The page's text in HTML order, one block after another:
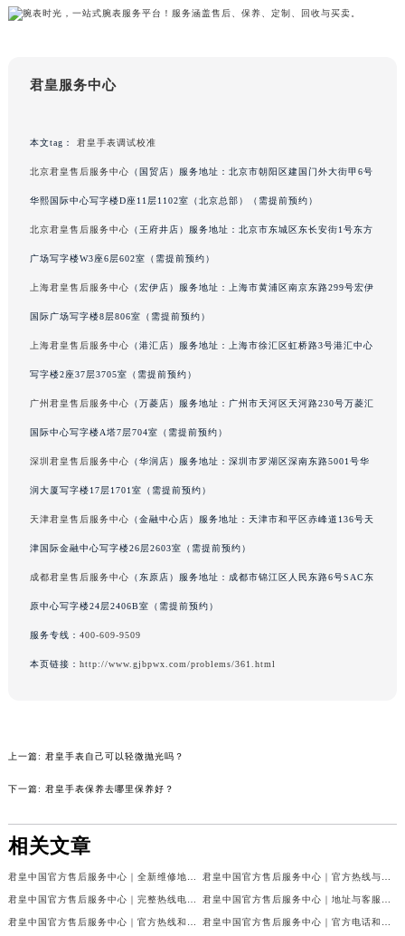
重庆市解放碑渝中区民权路28号英利国际金融中心写字楼20层01室（需提前预约）
黑龙江省佳木斯市向阳区长安路君皇售后服务中心（需提前预约）
黑龙江省七台河市桃山区大同街君皇售后服务中心（需提前预约）
吉林省白山市浑江区浑江大街君皇售后服务中心（需提前预约）
吉林省吉林市船营区河南街君皇售后服务中心（需提前预约）
吉林省辽源市龙山区人民大街君皇售后服务中心（需提前预约）
吉林省梅河口市新华街道梅河大街君皇售后服务中心（需提前预约）
辽宁省朝阳市双塔区新华路君皇售后服务中心（需提前预约）
辽宁省阜新市海州区解放大街君皇售后服务中心（需提前预约）
辽宁省葫芦岛市连山区中央路君皇售后服务中心（需提前预约）
辽宁省锦州市古塔区中央大街君皇售后服务中心（需提前预约）
辽宁省辽阳市白塔区新运大街君皇售后服务中心（需提前预约）
辽宁省盘锦市兴隆台区石油大街君皇售后服务中心（需提前预约）
君皇服务中心
本文tag： 君皇手表调试校准
北京君皇售后服务中心 （国贸店）服务地址：北京市朝阳区建国门外大街甲6号
华熙国际中心写字楼D座11层1102室（北京总部）（需提前预约）
北京君皇售后服务中心 （王府井店）服务地址：北京市东城区东长安街1号东方
广场写字楼W3座6层602室（需提前预约）
上海君皇售后服务中心 （宏伊店）服务地址：上海市黄浦区南京东路299号宏伊
国际广场写字楼8层806室（需提前预约）
上海君皇售后服务中心 （港汇店）服务地址：上海市徐汇区虹桥路3号港汇中心
写字楼2座37层3705室（需提前预约）
广州君皇售后服务中心 （万菱店）服务地址：广州市天河区天河路230号万菱汇
国际中心写字楼A塔7层704室（需提前预约）
深圳君皇售后服务中心 （华润店）服务地址：深圳市罗湖区深南东路5001号华
润大厦写字楼17层1701室（需提前预约）
天津君皇售后服务中心 （金融中心店）服务地址：天津市和平区赤峰道136号天
津国际金融中心写字楼26层2603室（需提前预约）
成都君皇售后服务中心 （东原店）服务地址：成都市锦江区人民东路6号SAC东
原中心写字楼24层2406B室（需提前预约）
服务专线： 400-609-9509
本页链接： http://www.gjbpwx.com/problems/361.html
上一篇: 君皇手表自己可以轻微抛光吗？
下一篇: 君皇手表保养去哪里保养好？
相关文章
君皇中国官方售后服务中心｜全新维修地址及官方热线权威信息公示（2026年7月最新） 君皇中国官方售后服务中心｜官方热线与门店地址权威信息公示（2026年7月最新）
君皇中国官方售后服务中心｜完整热线电话与网点地址权威信息公示（2026年7月最新） 君皇中国官方售后服务中心｜地址与客服服务热线权威信息公示（2026年7月最新）
君皇中国官方售后服务中心｜官方热线和维修地址权威信息公示（2026年7月最新） 君皇中国官方售后服务中心｜官方电话和网点地址权威信息公示（2026年7月最新）